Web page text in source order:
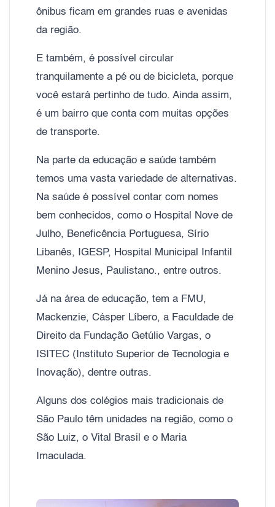
ônibus ficam em grandes ruas e avenidas
da região.
E também, é possível circular
tranquilamente a pé ou de bicicleta, porque
você estará pertinho de tudo. Ainda assim,
é um bairro que conta com muitas opções
de transporte.
Na parte da educação e saúde também
temos uma vasta variedade de alternativas.
Na saúde é possível contar com nomes
bem conhecidos, como o Hospital Nove de
Julho, Beneficência Portuguesa, Sírio
Libanês, IGESP, Hospital Municipal Infantil
Menino Jesus, Paulistano., entre outros.
Já na área de educação, tem a FMU,
Mackenzie, Cásper Líbero, a Faculdade de
Direito da Fundação Getúlio Vargas, o
ISITEC (Instituto Superior de Tecnologia e
Inovação), dentre outras.
Alguns dos colégios mais tradicionais de
São Paulo têm unidades na região, como o
São Luiz, o Vital Brasil e o Maria
Imaculada.